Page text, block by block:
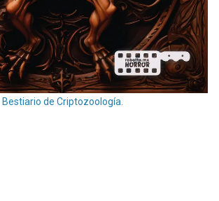
Bestiario de Criptozoología.